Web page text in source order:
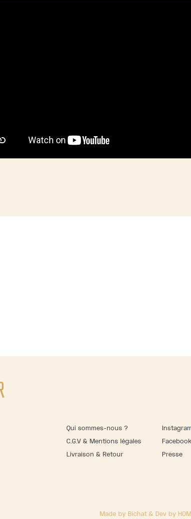
Qui sommes-nous ?
C.G.V & Mentions légales
Livraison & Retour
Facebook
Presse
Made by Bichat & Dev by